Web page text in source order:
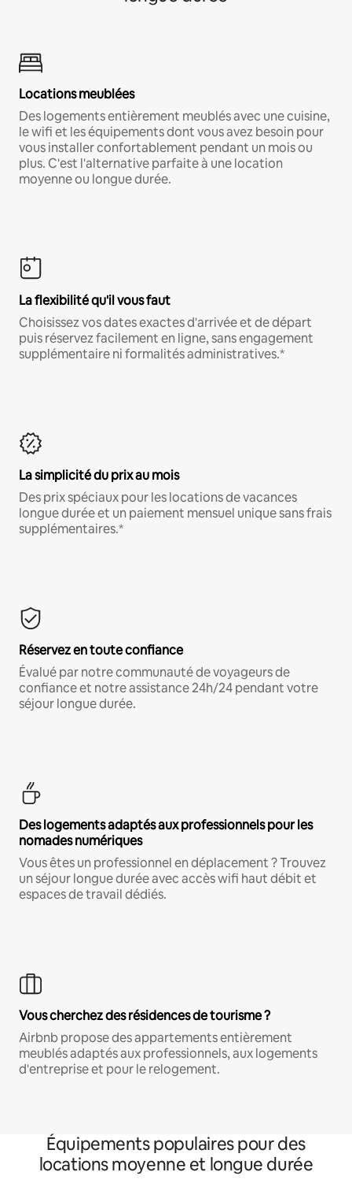
Locations meublées
Des logements entièrement meublés avec une cuisine,
le wifi et les équipements dont vous avez besoin pour
vous installer confortablement pendant un mois ou
plus. C'est l'alternative parfaite à une location
moyenne ou longue durée.
La flexibilité qu'il vous faut
Choisissez vos dates exactes d'arrivée et de départ
puis réservez facilement en ligne, sans engagement
supplémentaire ni formalités administratives.*
La simplicité du prix au mois
Des prix spéciaux pour les locations de vacances
longue durée et un paiement mensuel unique sans frais
supplémentaires.*
Réservez en toute confiance
Évalué par notre communauté de voyageurs de
confiance et notre assistance 24h/24 pendant votre
séjour longue durée.
Des logements adaptés aux professionnels pour les
nomades numériques
Vous êtes un professionnel en déplacement ? Trouvez
un séjour longue durée avec accès wifi haut débit et
espaces de travail dédiés.
Vous cherchez des résidences de tourisme ?
Airbnb propose des appartements entièrement
meublés adaptés aux professionnels, aux logements
d'entreprise et pour le relogement.
Équipements populaires pour des
locations moyenne et longue durée